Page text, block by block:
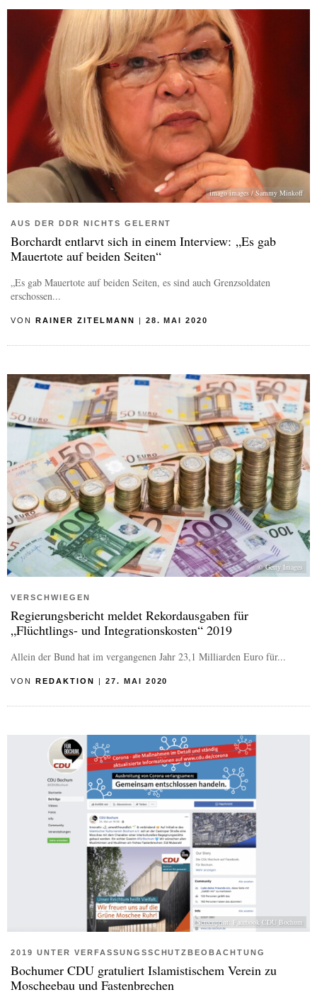
imago images / Sammy Minkoff
AUS DER DDR NICHTS GELERNT
Borchardt entlarvt sich in einem Interview: „Es gab
Mauertote auf beiden Seiten“
„Es gab Mauertote auf beiden Seiten, es sind auch Grenzsoldaten
erschossen...
VON RAINER ZITELMANN | 28. MAI 2020
© Getty Images
VERSCHWIEGEN
Regierungsbericht meldet Rekordausgaben für
„Flüchtlings- und Integrationskosten“ 2019
Allein der Bund hat im vergangenen Jahr 23,1 Milliarden Euro für...
VON REDAKTION | 27. MAI 2020
Screenprint: Facebook CDU Bochum
2019 UNTER VERFASSUNGSSCHUTZBEOBACHTUNG
Bochumer CDU gratuliert Islamistischem Verein zu
Moscheebau und Fastenbrechen